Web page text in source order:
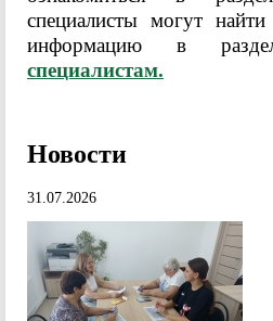
специалисты могут
информацию в
специалистам.
Новости
31.07.2026